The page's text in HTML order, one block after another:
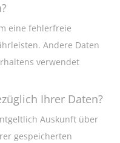
eine fehlerfreie
Andere Daten
verwendet
Ihrer Daten?
Auskunft über
gespeicherten